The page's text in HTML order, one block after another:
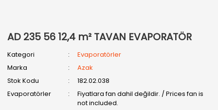
AD 235 56 12,4 m² TAVAN EVAPORATÖR
Kategori
Evaporatörler
Marka
Azak
Stok Kodu
182.02.038
Evaporatörler
Fiyatlara fan dahil değildir. / Prices fan is
not included.